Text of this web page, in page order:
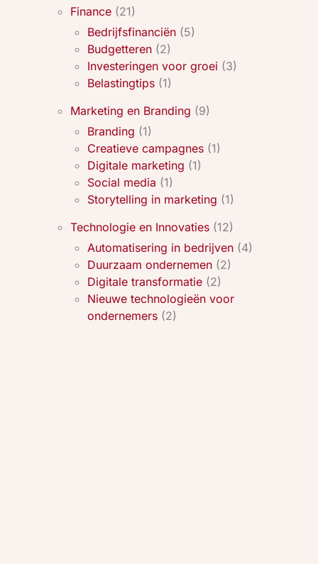
Finance(21)
Bedrijfsfinanciën(5)
Budgetteren(2)
Investeringen voor groei (3)
Belastingtips(1)
Marketing en Branding (9)
Branding (1)
Creatieve campagnes(1)
Digitale marketing (1)
Social media (1)
Storytelling in marketing (1)
Technologie en Innovaties(12)
Automatisering in bedrijven(4)
Duurzaam ondernemen(2)
Digitale transformatie(2)
Nieuwe technologieën voor
ondernemers(2)